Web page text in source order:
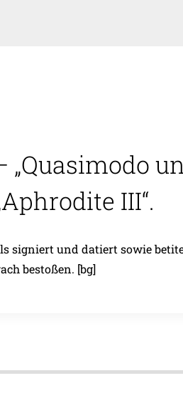
„Quasimodo
III“.
signiert und datiert sowie
bestoßen. [bg]